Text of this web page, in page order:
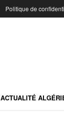
Politique de
ACTUALITÉ